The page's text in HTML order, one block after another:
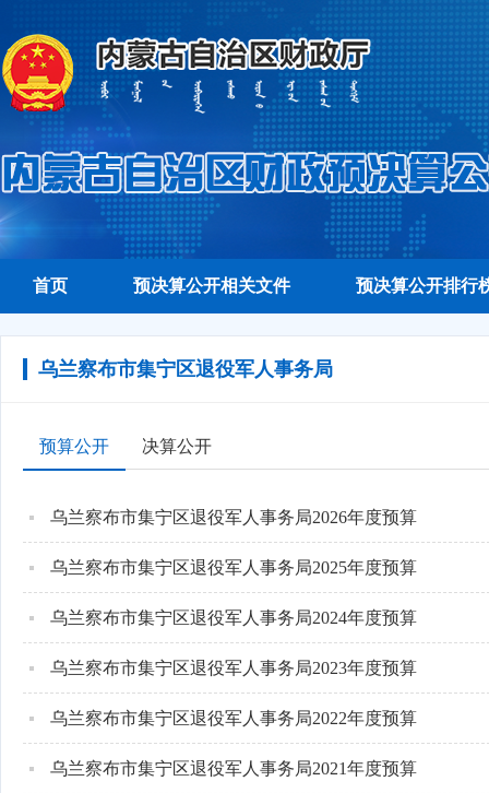
首页 预决算公开相关文件 预决算公开排行
乌兰察布市集宁区退役军人事务局
预算公开 决算公开
乌兰察布市集宁区退役军人事务局2026年度预算
乌兰察布市集宁区退役军人事务局2025年度预算
乌兰察布市集宁区退役军人事务局2024年度预算
乌兰察布市集宁区退役军人事务局2023年度预算
乌兰察布市集宁区退役军人事务局2022年度预算
乌兰察布市集宁区退役军人事务局2021年度预算